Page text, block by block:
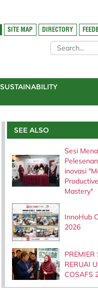
SITE MAP DIRECTORY
SEE ALSO
Sesi
inovasi
Mastery"
InnoHub
2026
RERUAI
COSAFS